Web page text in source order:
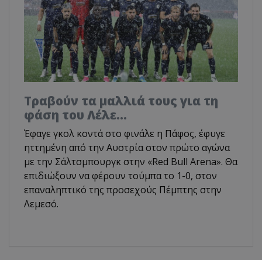
Τραβούν τα μαλλιά τους για τη
φάση του Λέλε…
Έφαγε γκολ κοντά στο φινάλε η Πάφος, έφυγε
ηττημένη από την Αυστρία στον πρώτο αγώνα
με την Σάλτσμπουργκ στην «Red Bull Arena». Θα
επιδιώξουν να φέρουν τούμπα το 1-0, στον
επαναληπτικό της προσεχούς Πέμπτης στην
Λεμεσό.